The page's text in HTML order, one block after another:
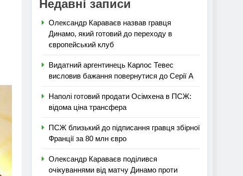
Недавні записи
Олександр Караваєв назвав гравця
Динамо, який готовий до переходу в
європейський клуб
Видатний аргентинець Карлос Тевес
висловив бажання повернутися до Серії А
Наполі готовий продати Осімхена в ПСЖ:
відома ціна трансфера
ПСЖ близький до підписання гравця збірної
Франції за 80 млн євро
Олександр Караваєв поділився
очікуваннями від матчу Динамо проти